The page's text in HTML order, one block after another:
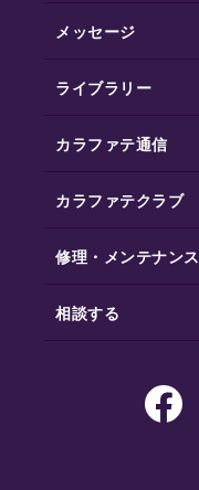
メッセージ
ライブラリー
カラファテ通信
カラファテクラブ
修理・メンテナンス
相談する